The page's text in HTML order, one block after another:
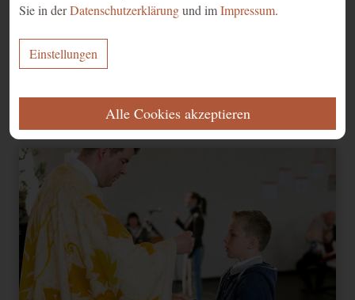
Erstkommunion VS Montfort 2023 - 16
Sie in derDatenschutzerklärungund imImpressum.
Einstellungen
Diese Cookies werden für eine reibungslose Funktion unserer Website
benötigt.
Name Zweck
CookieConsent
Speichert Ihre
Einwilligung zur
Verwendung von
Cookies.
1 Jahr HTML Website
FUNKTIONAL
Alle Cookies akzeptieren